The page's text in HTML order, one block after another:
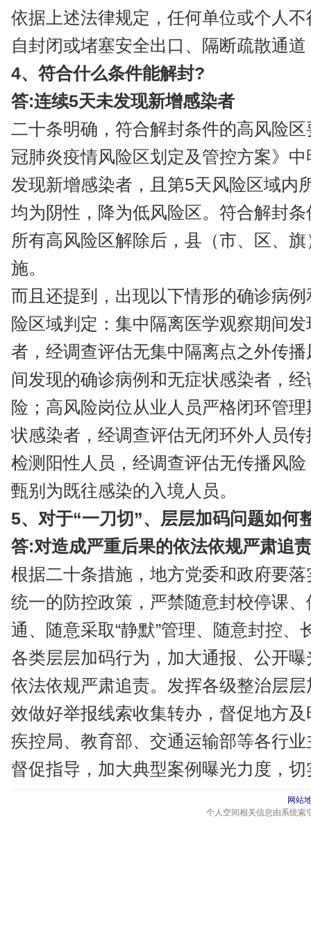
依据上述法律规定，任何单位或个人
自封闭或堵塞安全出口、隔断疏散通
4、符合什么条件能解封?
答:连续5天未发现新增感染者
二十条明确，符合解封条件的高风险
冠肺炎疫情风险区划定及管控方案》
发现新增感染者，且第5天风险区域内
均为阴性，降为低风险区。符合解封
所有高风险区解除后，县（市、区、
施。
而且还提到，出现以下情形的确诊病
险区域判定：集中隔离医学观察期间
者，经调查评估无集中隔离点之外传
间发现的确诊病例和无症状感染者，
险；高风险岗位从业人员严格闭环管
状感染者，经调查评估无闭环外人员
检测阳性人员，经调查评估无传播风
甄别为既往感染的入境人员。
5、对于“一刀切”、层层加码问题如何
答:对造成严重后果的依法依规严肃追责
根据二十条措施，地方党委和政府要
统一的防控政策，严禁随意封校停课
通、随意采取“静默”管理、随意封控
各类层层加码行为，加大通报、公开
依法依规严肃追责。发挥各级整治层
效做好举报线索收集转办，督促地方
疾控局、教育部、交通运输部等各行
督促指导，加大典型案例曝光力度，
网站
个人空间相关信息由系统索